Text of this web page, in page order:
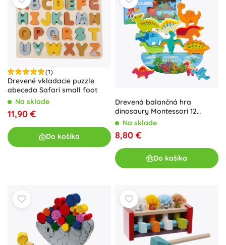
(1)
Drevené vkladacie puzzle
abeceda Safari small foot
Na sklade
11,90 €
Do košíka
Drevená balančná hra
dinosaury Montessori 12
dielov
Na sklade
8,80 €
Do košíka